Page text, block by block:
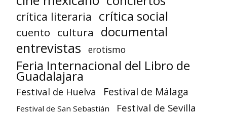
crítica literaria crítica social
cuento cultura documental
entrevistas erotismo
Feria Internacional del Libro de
Guadalajara
Festival de Huelva Festival de Málaga
Festival de San Sebastián Festival de Sevilla